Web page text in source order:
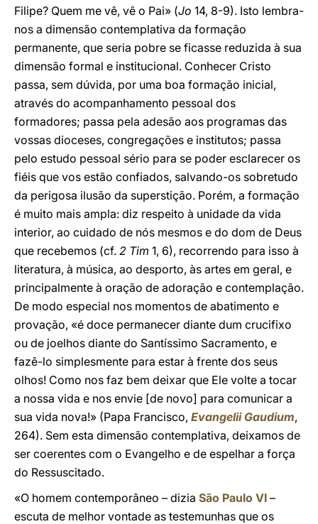
Filipe? Quem me vê, vê o Pai» (Jo 14, 8-9). Isto lembra-
nos a dimensão contemplativa da formação
permanente, que seria pobre se ficasse reduzida à sua
dimensão formal e institucional. Conhecer Cristo
passa, sem dúvida, por uma boa formação inicial,
através do acompanhamento pessoal dos
formadores; passa pela adesão aos programas das
vossas dioceses, congregações e institutos; passa
pelo estudo pessoal sério para se poder esclarecer os
fiéis que vos estão confiados, salvando-os sobretudo
da perigosa ilusão da superstição. Porém, a formação
é muito mais ampla: diz respeito à unidade da vida
interior, ao cuidado de nós mesmos e do dom de Deus
que recebemos (cf. 2 Tim 1, 6), recorrendo para isso à
literatura, à música, ao desporto, às artes em geral, e
principalmente à oração de adoração e contemplação.
De modo especial nos momentos de abatimento e
provação, «é doce permanecer diante dum crucifixo
ou de joelhos diante do Santíssimo Sacramento, e
fazê-lo simplesmente para estar à frente dos seus
olhos! Como nos faz bem deixar que Ele volte a tocar
a nossa vida e nos envie [de novo] para comunicar a
sua vida nova!» (Papa Francisco, Evangelii Gaudium,
264). Sem esta dimensão contemplativa, deixamos de
ser coerentes com o Evangelho e de espelhar a força
do Ressuscitado.
«O homem contemporâneo – dizia São Paulo VI –
escuta de melhor vontade as testemunhas que os